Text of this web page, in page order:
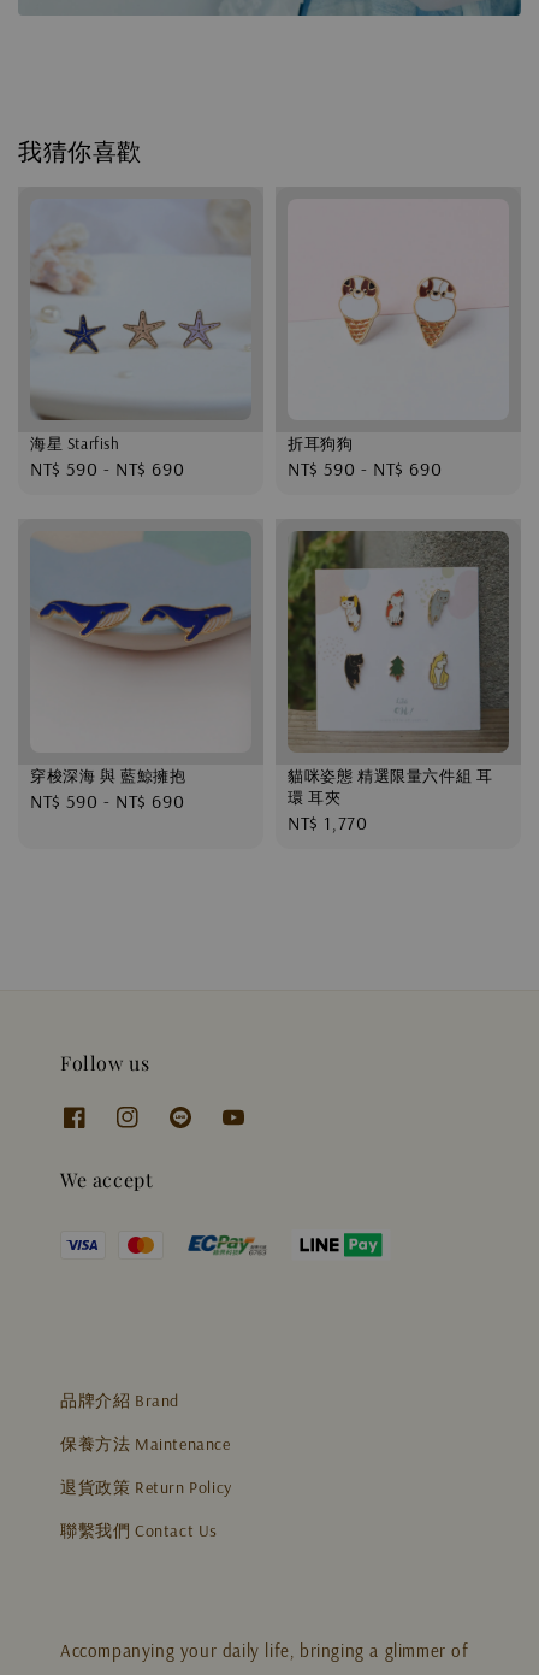
我猜你喜歡
海星 Starfish
Regular
NT$ 590 - NT$ 690
折耳狗狗
Regular
NT$ 590 - NT$ 690
穿梭深海 與 藍鯨擁抱
Regular
NT$ 590 - NT$ 690
貓咪姿態 精選限量六件組 耳
環 耳夾
Regular
NT$ 1,770
Follow us
We accept
品牌介紹 Brand
保養方法 Maintenance
退貨政策 Return Policy
聯繫我們 Contact Us
Accompanying your daily life, bringing a glimmer of